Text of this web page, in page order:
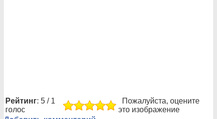
Рейтинг: 5 / 1
голос
Пожалуйста, оцените
это изображение